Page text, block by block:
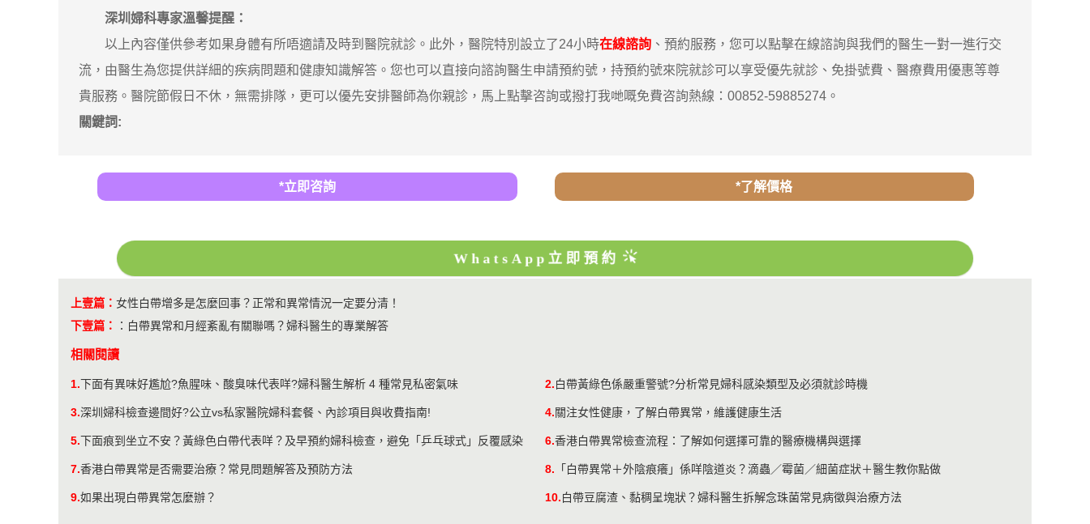
深圳婦科專家溫馨提醒：
以上內容僅供參考如果身體有所唔適請及時到醫院就診。此外，醫院特別設立了24小時在線諮詢 、預約服務，您可以點擊在線諮詢與我們的醫生一對一進行交
流，由醫生為您提供詳細的疾病問題和健康知識解答。您也可以直接向諮詢醫生申請預約號，持預約號來院就診可以享受優先就診、免掛號費、醫療費用優惠等尊
貴服務。醫院節假日不休，無需排隊，更可以優先安排醫師為你親診，馬上點擊咨詢或撥打我哋嘅免費咨詢熱線：00852-59885274。
關鍵詞:
*立即咨詢 *了解價格
WhatsApp立即預約
上壹篇： ​女性白帶增多是怎麼回事？正常和異常情況一定要分清！
下壹篇：
： ​白帶異常和月經紊亂有關聯嗎？婦科醫生的專業解答
相關閱讀
1.下面有異味好尷尬?魚腥味、酸臭味代表咩?婦科醫生解析 4 種常見私密氣味 2.白帶黃綠色係嚴重警號?分析常見婦科感染類型及必須就診時機
3.深圳婦科檢查邊間好?公立vs私家醫院婦科套餐、內診項目與收費指南! 4.關注女性健康，了解白帶異常，維護健康生活
5.下面痕到坐立不安？黃綠色白帶代表咩？及早預約婦科檢查，避免「乒乓球式」反覆感染 6.香港白帶異常檢查流程：了解如何選擇可靠的醫療機構與選擇
7.香港白帶異常是否需要治療？常見問題解答及預防方法 8. 「白帶異常＋外陰痕癢」係咩陰道炎？滴蟲／霉菌／細菌症狀＋醫生教你點做
9.如果出現白帶異常怎麼辦？ 10.白帶豆腐渣、黏稠呈塊狀？婦科醫生拆解念珠菌常見病徵與治療方法